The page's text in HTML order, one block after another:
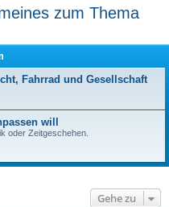
zum Thema
Fahrrad und Gesellschaft
will
oder Zeitgeschehen.
Gehe zu